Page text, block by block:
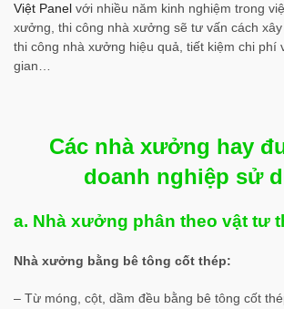
Việt Panel với nhiều năm kinh nghiệm trong
xưởng, thi công nhà xưởng sẽ tư vấn cách
thi công nhà xưởng hiệu quả, tiết kiệm chi phí
gian…
Các nhà xưởng hay
doanh nghiệp sử
a. Nhà xưởng phân theo vật tư
Nhà xưởng bằng bê tông cốt thép:
– Từ móng, cột, dầm đều bằng bê tông cốt